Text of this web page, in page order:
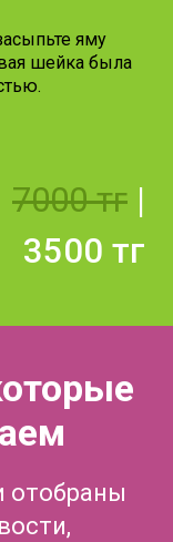
яму
шейка была
7000 тг |
3500 тг
отобраны